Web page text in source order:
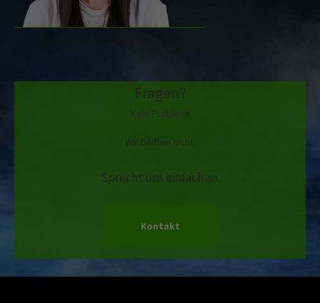
Fragen?
Kein Problem!
Wir beißen nicht.
Sprecht uns einfach an.
Kontakt